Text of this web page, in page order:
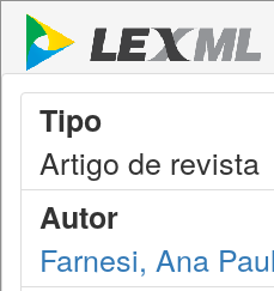
Tipo
Artigo de revista
Autor
Farnesi, Ana